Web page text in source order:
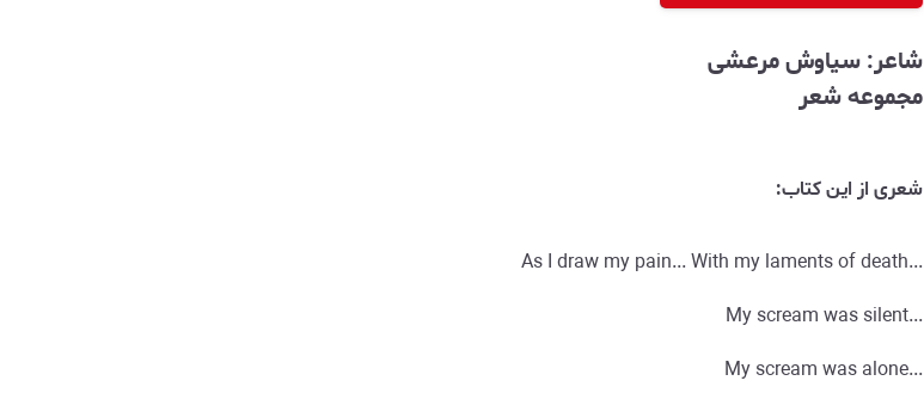
شاعر: سیاوش مرعشی
مجموعه شعر
شعری از این کتاب:
...As I draw my pain... With my laments of death
...My scream was silent
...My scream was alone